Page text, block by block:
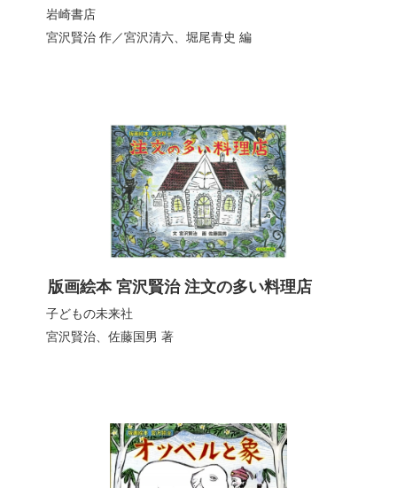
岩崎書店
宮沢賢治作／宮沢清六、 堀尾青史 編
版画絵本 宮沢賢治 注文の多い料理店
子どもの未来社
宮沢賢治、 佐藤国男 著